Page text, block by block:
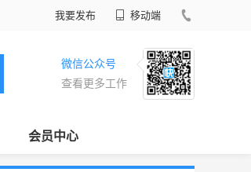
我要发布 移动端
微信公众号
查看更多工作
会员中心